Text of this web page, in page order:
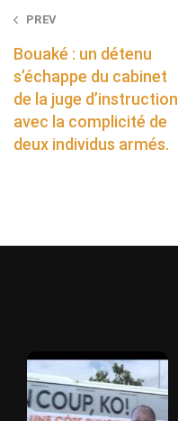
Post
navigation
PREV
Bouaké : un détenu
s’échappe du cabinet
de la juge d’instruction
avec la complicité de
deux individus armés.